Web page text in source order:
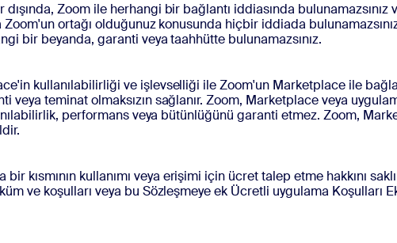
Zoom ile herhangi bir bağlantı iddiasında
Zoom'un ortağı olduğunuz konusunda hiçbir iddiada
bir beyanda, garanti veya taahhütte bulunamazsınız.
kullanılabilirliği ve işlevselliği ile Zoom'un Marketplace ile
veya teminat olmaksızın sağlanır. Zoom, Marketplace veya
performans veya bütünlüğünü garanti etmez. Zoom,
kısmının kullanımı veya erişimi için ücret talep etme hakkını
ve koşulları veya bu Sözleşmeye ek Ücretli uygulama Koşulları